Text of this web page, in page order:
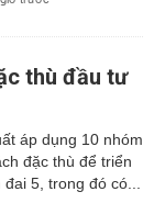
thù đầu tư
áp dụng 10 nhóm
đặc thù để triển
5, trong đó có...